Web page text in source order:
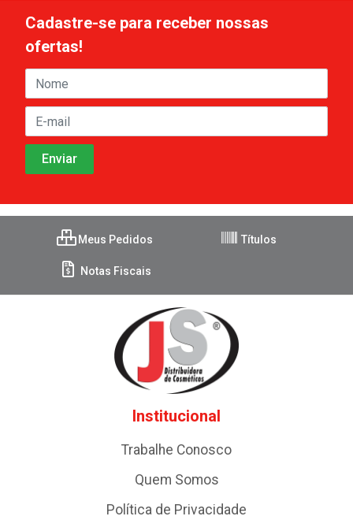
Cadastre-se para receber nossas
ofertas!
Meus Pedidos Títulos
Notas Fiscais
Institucional
Trabalhe Conosco
Quem Somos
Política de Privacidade